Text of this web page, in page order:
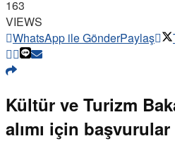
163
VIEWS
WhatsApp ile GönderPaylaş
Kültür ve Turizm
alımı için başvurular